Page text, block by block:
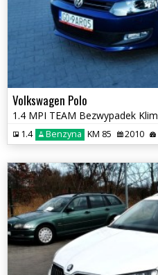
Volkswagen Polo
1.4 Benzyna KM 85 2010